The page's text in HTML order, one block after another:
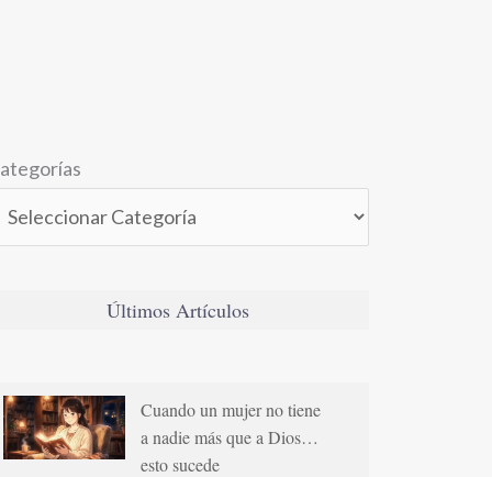
Últimos Artículos
Cuando un mujer no tiene
a nadie más que a Dios…
esto sucede